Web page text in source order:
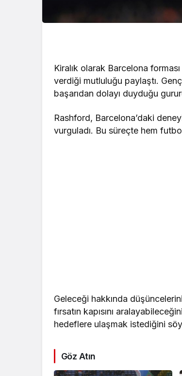
Kiralık olarak Barcelona
verdiği mutluluğu paylaştı.
başarıdan dolayı duyduğu
Rashford, Barcelona’daki
vurguladı. Bu süreçte hem
Geleceği hakkında
fırsatın kapısını
hedeflere ulaşmak istediğini
Göz Atın